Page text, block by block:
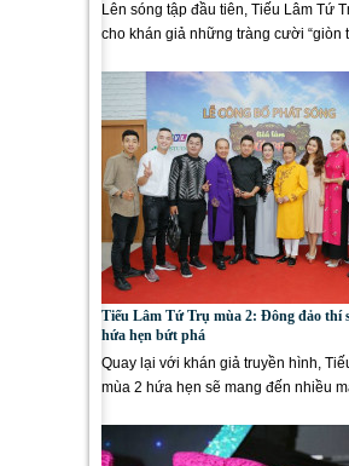
Lên sóng tập đầu tiên, Tiếu Lâm Tứ
cho khán giả những tràng cười “giòn
Tiếu Lâm Tứ Trụ mùa 2: Đông đảo thí
hứa hẹn bứt phá
Quay lại với khán giả truyền hình,
mùa 2 hứa hẹn sẽ mang đến nhiều